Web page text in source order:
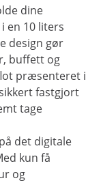
dine
en 10 liters
design gør
buffett og
præsenteret i
fastgjort
tage
det digitale
kun få
og